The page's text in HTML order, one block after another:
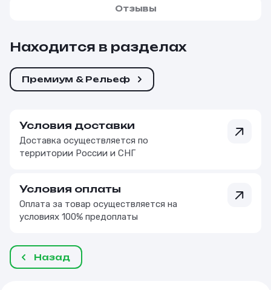
Отзывы
Находится в разделах
Премиум & Рельеф
Условия доставки
Доставка осуществляется по
территории России и СНГ
Условия оплаты
Оплата за товар осуществляется на
условиях 100% предоплаты
Назад